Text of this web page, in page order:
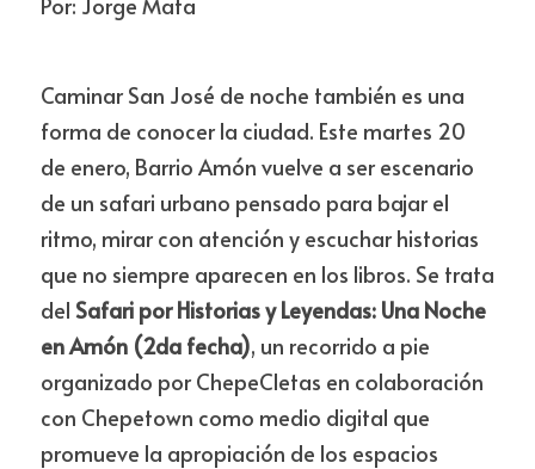
Caminar San José de noche también es una
forma de conocer la ciudad. Este martes 20
de enero, Barrio Amón vuelve a ser escenario
de un safari urbano pensado para bajar el
ritmo, mirar con atención y escuchar historias
que no siempre aparecen en los libros. Se trata
del Safari por Historias y Leyendas: Una Noche
en Amón (2da fecha), un recorrido a pie
organizado por ChepeCletas en colaboración
con Chepetown como medio digital que
promueve la apropiación de los espacios